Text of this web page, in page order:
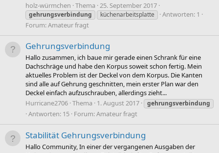
holz-würmchen Thema 25. September 2017
gehrungsverbindung küchenarbeitsplatte
Antworten: 1
Forum:Amateur fragt
Gehrungsverbindung
Hallo zusammen, ich baue mir gerade einen Schrank für eine
Dachschräge und habe den Korpus soweit schon fertig. Mein
aktuelles Problem ist der Deckel von dem Korpus. Die Kanten
sind alle auf Gehrung geschnitten, mein erster Plan war den
Deckel einfach aufzuschrauben, allerdings zieht...
Hurricane2706 Thema 1. August 2017 gehrungsverbindung
Antworten: 15 Forum:Amateur fragt
Stabilität Gehrungsverbindung
Hallo Community, In einer der vergangenen Ausgaben der